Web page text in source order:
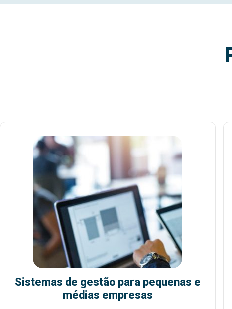
Sistemas de gestão para pequenas e
médias empresas